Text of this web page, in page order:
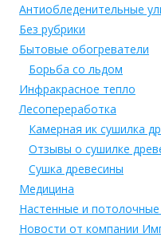
Антиобледенительные
Без рубрики
Бытовые обогреватели
Борьба со льдом
Инфракрасное тепло
Лесопереработка
Камерная ик сушилка
Отзывы о сушилке
Сушка древесины
Медицина
Настенные и
Новости от компании